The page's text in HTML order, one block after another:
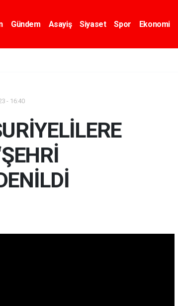
Gündem Asayiş Siyaset Spor Ekonomi
- 16:40